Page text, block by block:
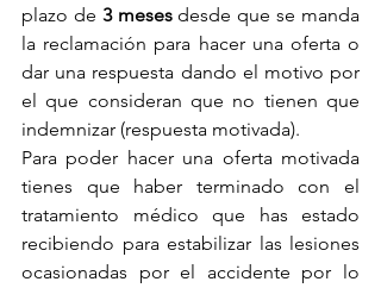
plazo de 3 meses desde que se manda
la reclamación para hacer una oferta o
dar una respuesta dando el motivo por
el que consideran que no tienen que
indemnizar (respuesta motivada).
Para poder hacer una oferta motivada
tienes que haber terminado con el
tratamiento médico que has estado
recibiendo para estabilizar las lesiones
ocasionadas por el accidente por lo